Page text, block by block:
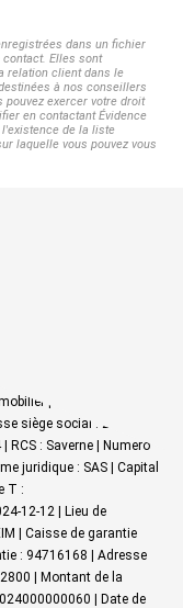
dans un fichier
Elles sont
relation client dans le
à nos conseillers
pouvez exercer votre droit
en contactant Évidence
de la liste
laquelle vous pouvez vous
| Raison
siège social : 27 Grand
RCS : Saverne | Numero
juridique : SAS | Capital
T :
12-12 | Lieu de
| Caisse de garantie
: 94716168 | Adresse
| Montant de la
| Date de